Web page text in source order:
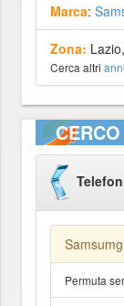
Marca:
Zona:
Cerca altri
CERCO
Permuta